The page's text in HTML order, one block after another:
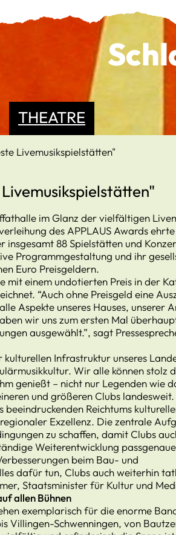
THEATRE
Livemusikspielstätten"
im Glanz der vielfältigen
des APPLAUS Awards ehrte
88 Spielstätten und
Programmgestaltung und ihr
Euro Preisgeldern.
mit einem undotierten Preis in der
“Auch ohne Preisgeld eine
Aspekte unseres Hauses, unserer
wir uns zum ersten Mal
ausgewählt.”, sagt
kulturellen Infrastruktur unseres
Wir alle können stolz
genießt – nicht nur Legenden wie
und größeren Clubs
Reichtums
Exzellenz. Die zentrale
zu schaffen, damit Clubs
Weiterentwicklung
beim Bau- und
dafür tun, Clubs auch weiterhin
Staatsminister für Kultur und
allen Bühnen
exemplarisch für die enorme
Villingen-Schwenningen, von